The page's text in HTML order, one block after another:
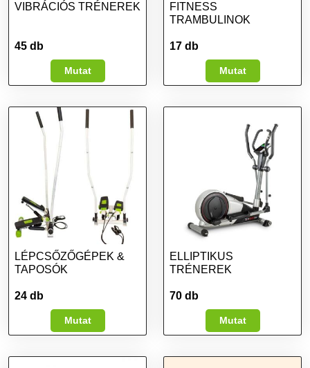
VIBRÁCIÓS TRÉNEREK
45 db
Mutat
FITNESS
TRAMBULINOK
17 db
Mutat
LÉPCSŐZŐGÉPEK &
TAPOSÓK
24 db
Mutat
ELLIPTIKUS
TRÉNEREK
70 db
Mutat